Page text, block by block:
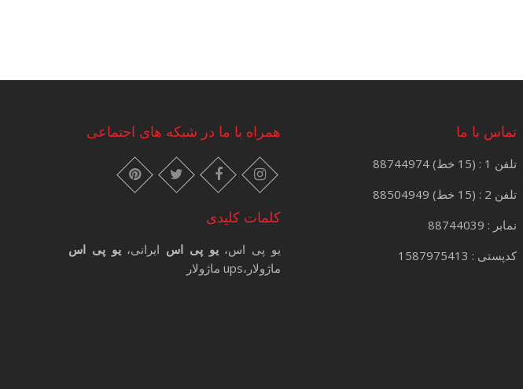
تماس با ما
تلفن 1 : (15 خط) 88744974
تلفن 2 : (15 خط) 88504949
نمابر : 88744039
کدپستی : 1587975413
همراه با ما در شبکه های اجتماعی
instagram
facebook
twitter
pinterest
کلمات کلیدی
یو پی اس،یو پی اس ایرانی،یو پی اس
ماژولار،ups ماژولار